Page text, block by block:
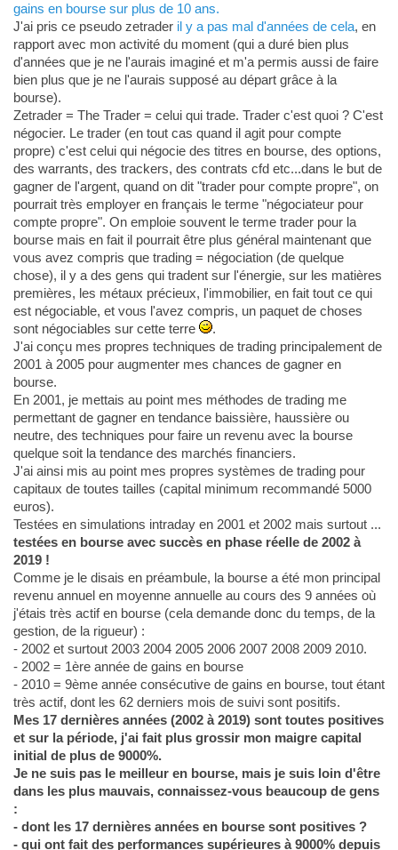
gains en bourse sur plus de 10 ans.
J'ai pris ce pseudo zetrader il y a pas mal d'années de cela, en
rapport avec mon activité du moment (qui a duré bien plus
d'années que je ne l'aurais imaginé et m'a permis aussi de faire
bien plus que je ne l'aurais supposé au départ grâce à la
bourse).
Zetrader = The Trader = celui qui trade. Trader c'est quoi ? C'est
négocier. Le trader (en tout cas quand il agit pour compte
propre) c'est celui qui négocie des titres en bourse, des options,
des warrants, des trackers, des contrats cfd etc...dans le but de
gagner de l'argent, quand on dit "trader pour compte propre", on
pourrait très employer en français le terme "négociateur pour
compte propre". On emploie souvent le terme trader pour la
bourse mais en fait il pourrait être plus général maintenant que
vous avez compris que trading = négociation (de quelque
chose), il y a des gens qui tradent sur l'énergie, sur les matières
premières, les métaux précieux, l'immobilier, en fait tout ce qui
est négociable, et vous l'avez compris, un paquet de choses
sont négociables sur cette terre
.
J'ai conçu mes propres techniques de trading principalement de
2001 à 2005 pour augmenter mes chances de gagner en
bourse.
En 2001, je mettais au point mes méthodes de trading me
permettant de gagner en tendance baissière, haussière ou
neutre, des techniques pour faire un revenu avec la bourse
quelque soit la tendance des marchés financiers.
J'ai ainsi mis au point mes propres systèmes de trading pour
capitaux de toutes tailles (capital minimum recommandé 5000
euros).
Testées en simulations intraday en 2001 et 2002 mais surtout ...
testées en bourse avec succès en phase réelle de 2002 à
2019 !
Comme je le disais en préambule, la bourse a été mon principal
revenu annuel en moyenne annuelle au cours des 9 années où
j'étais très actif en bourse (cela demande donc du temps, de la
gestion, de la rigueur) :
- 2002 et surtout 2003 2004 2005 2006 2007 2008 2009 2010.
- 2002 = 1ère année de gains en bourse
- 2010 = 9ème année consécutive de gains en bourse, tout étant
très actif, dont les 62 derniers mois de suivi sont positifs.
Mes 17 dernières années (2002 à 2019) sont toutes positives
et sur la période, j'ai fait plus grossir mon maigre capital
initial de plus de 9000%.
Je ne suis pas le meilleur en bourse, mais je suis loin d'être
dans les plus mauvais, connaissez-vous beaucoup de gens
:
- dont les 17 dernières années en bourse sont positives ?
- qui ont fait des performances supérieures à 9000% depuis